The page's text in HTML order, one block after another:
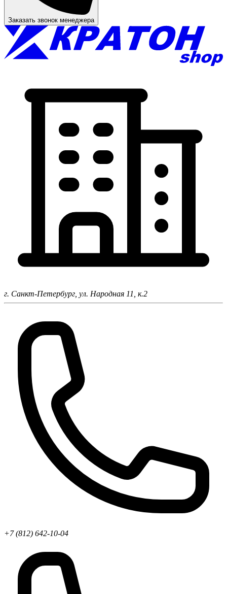
Заказать звонок менеджера
г. Санкт-Петербург, ул. Народная 11, к.2
+7 (812) 642-10-04